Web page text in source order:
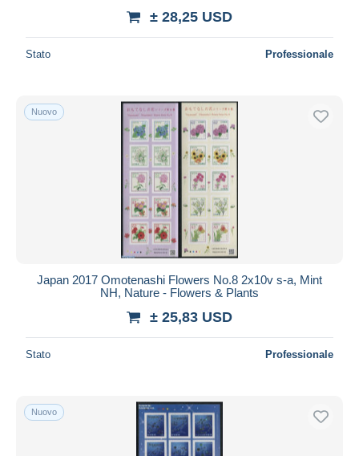
± 28,25 USD
Stato Professionale
Nuovo
Japan 2017 Omotenashi Flowers No.8 2x10v s-a, Mint
NH, Nature - Flowers & Plants
± 25,83 USD
Stato Professionale
Nuovo